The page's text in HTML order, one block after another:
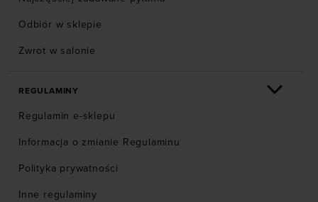
Odbiór w sklepie
Zwrot w salonie
REGULAMINY
Regulamin e-sklepu
Informacja o zmianie Regulaminu
Polityka prywatności
Inne regulaminy